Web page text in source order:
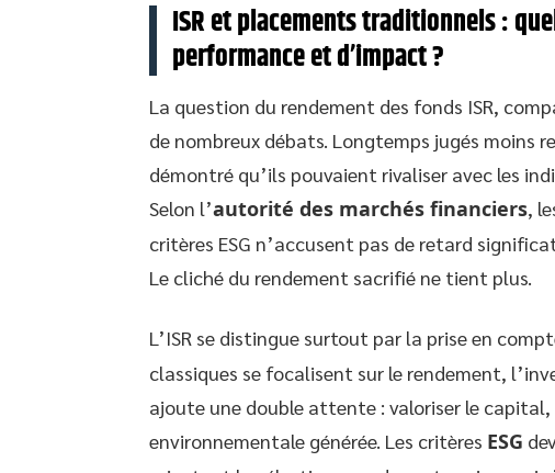
ISR et placements traditionnels :
performance et d’impact ?
La question du rendement des fonds ISR,
de nombreux débats. Longtemps jugés moins
démontré qu’ils pouvaient rivaliser avec les
Selon l’autorité des marchés financiers,
critères ESG n’accusent pas de retard
Le cliché du rendement sacrifié ne tient plus.
L’ISR se distingue surtout par la prise en
classiques se focalisent sur le rendement,
ajoute une double attente : valoriser le
environnementale générée. Les critères ESG